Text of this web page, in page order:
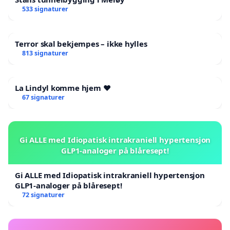
533 signaturer
Terror skal bekjempes – ikke hylles
813 signaturer
La Lindyl komme hjem ❤️
67 signaturer
Gi ALLE med Idiopatisk intrakraniell hypertensjon
GLP1-analoger på blåresept!
Gi ALLE med Idiopatisk intrakraniell hypertensjon
GLP1-analoger på blåresept!
72 signaturer